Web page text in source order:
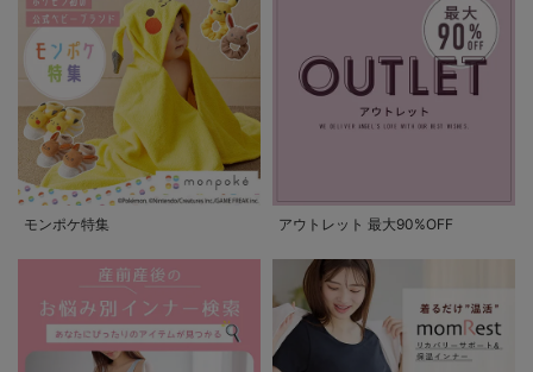
モンポケ特集 アウトレット 最大90%OFF